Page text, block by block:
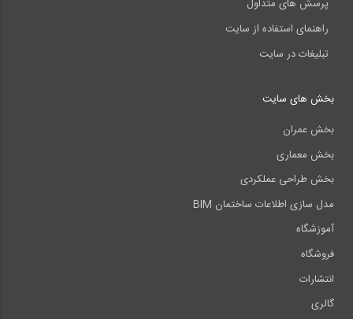
پرسش های متداول
راهنمای استفاده از سایت
تبلیغات در سایت
بخش های سایت
بخش عمران
بخش معماری
بخش طراحی عملکردی
مدل سازی اطلاعات ساختمان BIM
آموزشگاه
فروشگاه
انتشارات
گالری